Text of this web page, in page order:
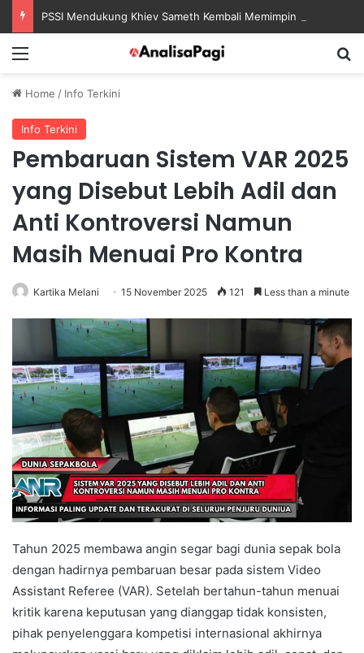
Home / Info Terkini
Info Terkini
Pembaruan Sistem VAR 2025
yang Disebut Lebih Adil dan
Anti Kontroversi Namun
Masih Menuai Pro Kontra
Kartika Melani 15 November 2025 121 Less than a minute
Tahun 2025 membawa angin segar bagi dunia sepak bola
dengan hadirnya pembaruan besar pada sistem Video
Assistant Referee (VAR). Setelah bertahun-tahun menuai
kritik karena keputusan yang dianggap tidak konsisten,
pihak penyelenggara kompetisi internasional akhirnya